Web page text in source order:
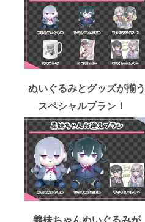
ぬいぐるみとグッズが揃う
スペシャルプラン！